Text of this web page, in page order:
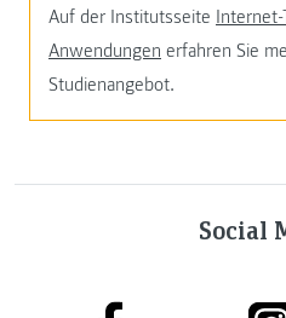
Auf der Institutsseite
Anwendungen erfahren Sie
Studienangebot.
Social